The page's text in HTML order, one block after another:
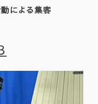
による集客